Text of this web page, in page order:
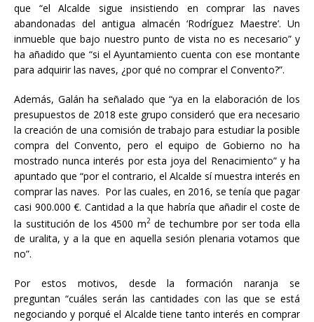
que “el Alcalde sigue insistiendo en comprar las naves
abandonadas del antigua almacén ‘Rodríguez Maestre’. Un
inmueble que bajo nuestro punto de vista no es necesario” y
ha añadido que “si el Ayuntamiento cuenta con ese montante
para adquirir las naves, ¿por qué no comprar el Convento?”.
Además, Galán ha señalado que “ya en la elaboración de los
presupuestos de 2018 este grupo consideró que era necesario
la creación de una comisión de trabajo para estudiar la posible
compra del Convento, pero el equipo de Gobierno no ha
mostrado nunca interés por esta joya del Renacimiento” y ha
apuntado que “por el contrario, el Alcalde sí muestra interés en
comprar las naves. Por las cuales, en 2016, se tenía que pagar
casi 900.000 €. Cantidad a la que habría que añadir el coste de
la sustitución de los 4500 m2de techumbre por ser toda ella
de uralita, y a la que en aquella sesión plenaria votamos que
no”.
Por estos motivos, desde la formación naranja se
preguntan “cuáles serán las cantidades con las que se está
negociando y porqué el Alcalde tiene tanto interés en comprar